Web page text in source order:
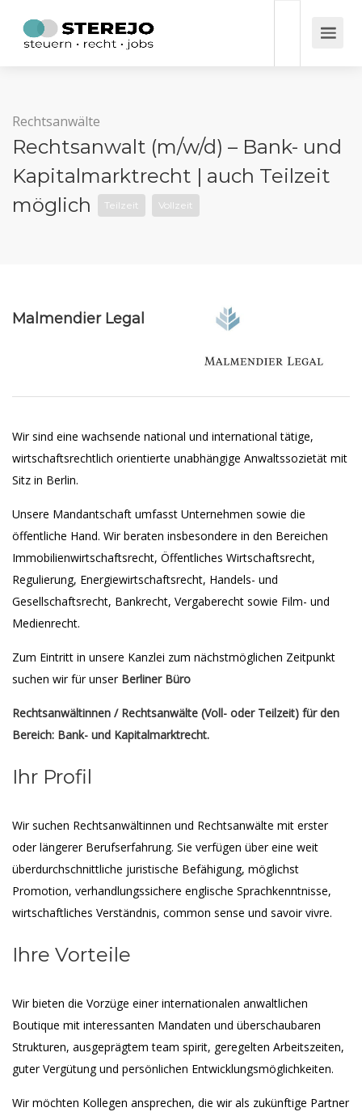
Rechtsanwälte
Rechtsanwalt (m/w/d) – Bank- und
Kapitalmarktrecht | auch Teilzeit
möglich
Teilzeit Vollzeit
Malmendier Legal
Wir sind eine wachsende national und international tätige,
wirtschaftsrechtlich orientierte unabhängige Anwaltssozietät mit
Sitz in Berlin.
Unsere Mandantschaft umfasst Unternehmen sowie die
öffentliche Hand. Wir beraten insbesondere in den Bereichen
Immobilienwirtschaftsrecht, Öffentliches Wirtschaftsrecht,
Regulierung, Energiewirtschaftsrecht, Handels- und
Gesellschaftsrecht, Bankrecht, Vergaberecht sowie Film- und
Medienrecht.
Zum Eintritt in unsere Kanzlei zum nächstmöglichen Zeitpunkt
suchen wir für unser Berliner Büro
Rechtsanwältinnen / Rechtsanwälte (Voll- oder Teilzeit) für den
Bereich: Bank- und Kapitalmarktrecht.
Ihr Profil
Wir suchen Rechtsanwältinnen und Rechtsanwälte mit erster
oder längerer Berufserfahrung. Sie verfügen über eine weit
überdurchschnittliche juristische Befähigung, möglichst
Promotion, verhandlungssichere englische Sprachkenntnisse,
wirtschaftliches Verständnis, common sense und savoir vivre.
Ihre Vorteile
Wir bieten die Vorzüge einer internationalen anwaltlichen
Boutique mit interessanten Mandaten und überschaubaren
Strukturen, ausgeprägtem team spirit, geregelten Arbeitszeiten,
guter Vergütung und persönlichen Entwicklungsmöglichkeiten.
Wir möchten Kollegen ansprechen, die wir als zukünftige Partner